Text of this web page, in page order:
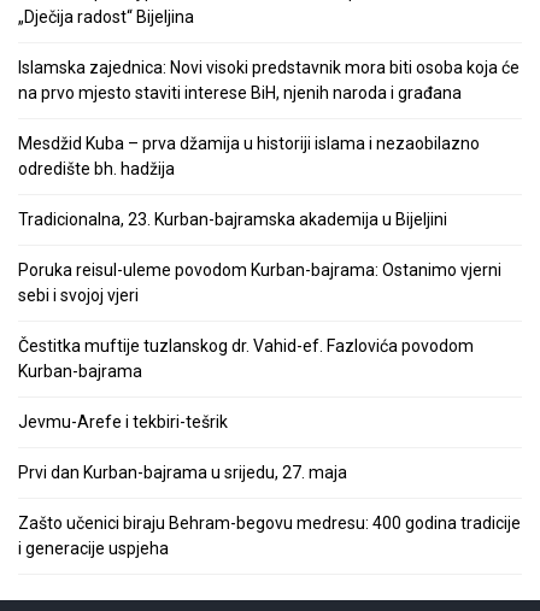
„Dječija radost“ Bijeljina
Islamska zajednica: Novi visoki predstavnik mora biti osoba koja će
na prvo mjesto staviti interese BiH, njenih naroda i građana
Mesdžid Kuba – prva džamija u historiji islama i nezaobilazno
odredište bh. hadžija
Tradicionalna, 23. Kurban-bajramska akademija u Bijeljini
Poruka reisul-uleme povodom Kurban-bajrama: Ostanimo vjerni
sebi i svojoj vjeri
Čestitka muftije tuzlanskog dr. Vahid-ef. Fazlovića povodom
Kurban-bajrama
Jevmu-Arefe i tekbiri-tešrik
Prvi dan Kurban-bajrama u srijedu, 27. maja
Zašto učenici biraju Behram-begovu medresu: 400 godina tradicije
i generacije uspjeha